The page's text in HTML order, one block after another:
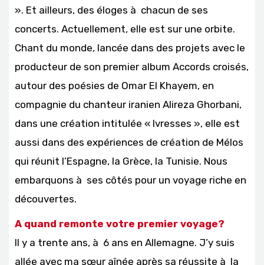
». Et ailleurs, des éloges à chacun de ses
concerts. Actuellement, elle est sur une orbite.
Chant du monde, lancée dans des projets avec le
producteur de son premier album Accords croisés,
autour des poésies de Omar El Khayem, en
compagnie du chanteur iranien Alireza Ghorbani,
dans une création intitulée « Ivresses », elle est
aussi dans des expériences de création de Mélos
qui réunit l’Espagne, la Grèce, la Tunisie. Nous
embarquons à ses côtés pour un voyage riche en
découvertes.
A quand remonte votre premier voyage?
Il y a trente ans, à 6 ans en Allemagne. J’y suis
allée avec ma sœur aînée après sa réussite à la